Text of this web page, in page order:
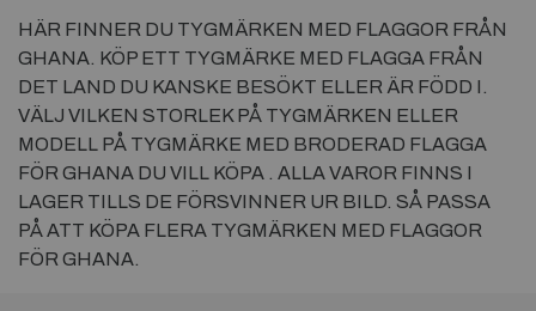
HÄR FINNER DU TYGMÄRKEN MED FLAGGOR FRÅN
GHANA. KÖP ETT TYGMÄRKE MED FLAGGA FRÅN
DET LAND DU KANSKE BESÖKT ELLER ÄR FÖDD I.
VÄLJ VILKEN STORLEK PÅ TYGMÄRKEN ELLER
MODELL PÅ TYGMÄRKE MED BRODERAD FLAGGA
FÖR GHANA DU VILL KÖPA . ALLA VAROR FINNS I
LAGER TILLS DE FÖRSVINNER UR BILD. SÅ PASSA
PÅ ATT KÖPA FLERA TYGMÄRKEN MED FLAGGOR
FÖR GHANA.